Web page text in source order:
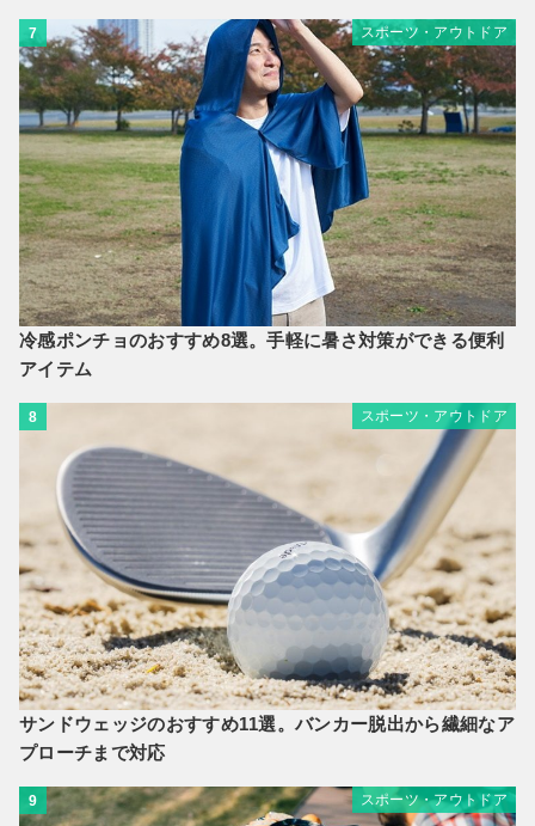
7 スポーツ・アウトドア
冷感ポンチョのおすすめ8選。手軽に暑さ対策ができる便利
アイテム
8 スポーツ・アウトドア
サンドウェッジのおすすめ11選。バンカー脱出から繊細なア
プローチまで対応
9 スポーツ・アウトドア